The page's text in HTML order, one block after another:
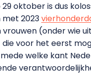
oktober is dus
2023
vrouwen (onder wie
voor het eerst
welke kant